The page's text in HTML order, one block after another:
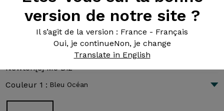
version de notre site ?
Il s’agit de la version : France - Français
Oui, je continueNon, je change
Translate in English
Newton[e] M5 Di2
Newton[e] M5 Di2
Couleur 1 : Bleu Océan